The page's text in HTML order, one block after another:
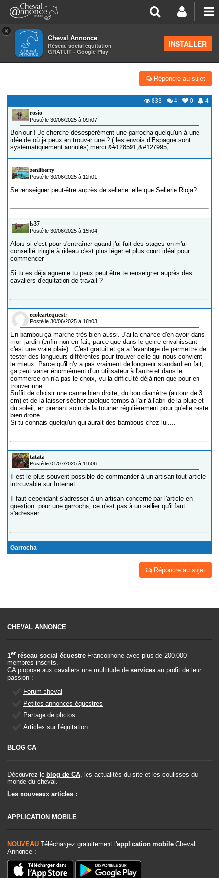
×
Cheval Annonce
Réseau social équitation
GRATUIT - Google Play
INSTALLER
>Équipements
GARROCHA
Répondre au sujet
833 - 4 - 0 -
4
rosio
Posté le 30/06/2025 à 09h07
Bonjour ! Je cherche désespérément une garrocha quelqu’un à une
idée de où je peux en trouver une ? ( les envois d’Espagne sont
systématiquement annulés) merci &#128591;&#127995;
zenliberty
Posté le 30/06/2025 à 12h01
Se renseigner peut-être auprès de sellerie telle que Sellerie Rioja?
ls37
Posté le 30/06/2025 à 15h04
Alors si c'est pour s'entraîner quand j'ai fait des stages on m'a
conseillé tringle à rideau c'est plus léger et plus court idéal pour
commencer.
Si tu es déjà aguerrie tu peux peut être te renseigner auprès des
cavaliers d'équitation de travail ?
ecoleartequestr
Posté le 30/06/2025 à 16h03
En bambou ça marche très bien aussi. J'ai la chance d'en avoir dans
mon jardin (enfin non en fait, parce que dans le genre envahissant
c'est une vraie plaie) . C'est gratuit et ça a l'avantage de permettre de
tester des longueurs différentes pour trouver celle qui nous convient
le mieux. Parce qu'il n'y a pas vraiment de longueur standard en fait,
ça peut varier énormément d'un utilisateur à l'autre et dans le
commerce on n'a pas le choix, vu la difficulté déjà rien que pour en
trouver une.
Suffit de choisir une canne bien droite, du bon diamètre (autour de 3
cm) et de la laisser sécher quelque temps à l'air à l'abri de la pluie et
du soleil, en prenant soin de la tourner régulièrement pour qu'elle reste
bien droite .
Si tu connais quelqu'un qui aurait des bambous chez lui....
tatata
Posté le 01/07/2025 à 11h06
Il est le plus souvent possible de commander à un artisan tout article
introuvable sur Internet.
Il faut cependant s'adresser à un artisan concerné par l'article en
question: pour une garrocha, ce n'est pas à un sellier qu'il faut
s'adresser.
Garrocha
Répondre au sujet
CHEVAL ANNONCE
1er réseau social équestre Francophone avec plus de 200.000
membres inscrits.
CA propose aux cavaliers une multitude de services au profit de leur
passion :
Forum cheval
Petites annonces équestres
Partage de photos
Articles sur l'équitation
BLOG CA
Découvrez le blog de CA, les actualités du site et les coulisses du
monde du cheval.
Les nouveaux articles :
APPLICATION MOBILE
NOUVEAU Téléchargez gratuitement l'application mobile Cheval
Annonce :